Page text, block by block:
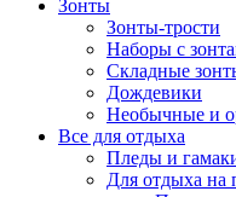
Зонты
Зонты-трости
Наборы с
Складные
Дождевики
Необычные и
Все для отдыха
Пледы и
Для отдыха на